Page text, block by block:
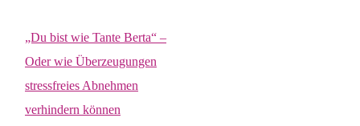
„Du bist wie Tante Berta“ –
Oder wie Überzeugungen
stressfreies Abnehmen
verhindern können